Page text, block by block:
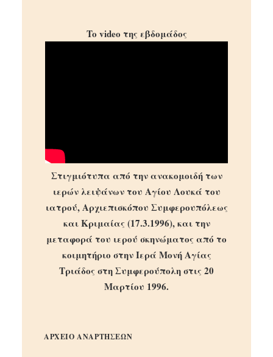
To video της εβδομάδος
Στιγμιότυπα από την ανακομοιδή των
ιερών λειψάνων του Αγίου Λουκά του
ιατρού, Αρχιεπισκόπου Συμφερουπόλεως
και Κριμαίας (17.3.1996), και την
μεταφορά του ιερού σκηνώματος από το
κοιμητήριο στην Ιερά Μονή Αγίας
Τριάδος στη Συμφερούπολη στις 20
Μαρτίου 1996.
ΑΡΧΕΙΟ ΑΝΑΡΤΗΣΕΩΝ